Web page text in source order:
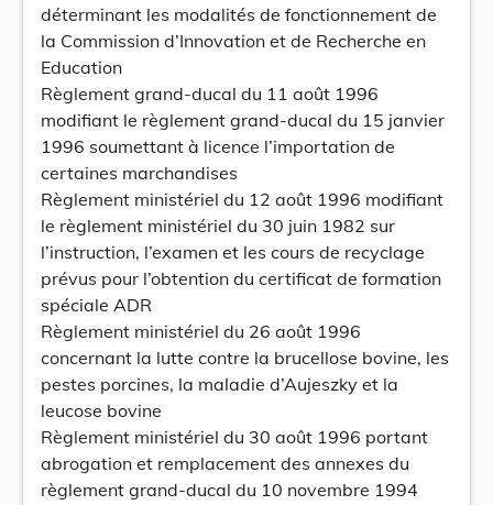
déterminant les modalités de fonctionnement de
la Commission d’Innovation et de Recherche en
Education
Règlement grand-ducal du 11 août 1996
modifiant le règlement grand-ducal du 15 janvier
1996 soumettant à licence l’importation de
certaines marchandises
Règlement ministériel du 12 août 1996 modifiant
le règlement ministériel du 30 juin 1982 sur
l’instruction, l’examen et les cours de recyclage
prévus pour l’obtention du certificat de formation
spéciale ADR
Règlement ministériel du 26 août 1996
concernant la lutte contre la brucellose bovine, les
pestes porcines, la maladie d’Aujeszky et la
leucose bovine
Règlement ministériel du 30 août 1996 portant
abrogation et remplacement des annexes du
règlement grand-ducal du 10 novembre 1994